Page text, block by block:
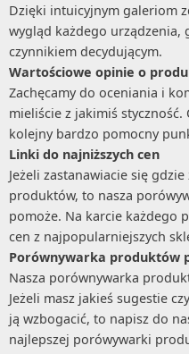
Łuparki do drewna
Maszyny do szycia
Maszynki do makaronu
Myjki do okien
Myjki wodne
Nawilżacze powietrza
Nożyce do żywopłotu i trawy
Oczyszczacze powietrza
Odkurzacze ogrodowe
Odśnieżarki
Osuszacze powietrza
Parownice do ubrań
Dzięki intuicyjnym galeriom
wygląd każdego urządzenia,
czynnikiem decydującym.
Wartościowe opinie o
Zachęcamy do oceniania i
mieliście z jakimiś
kolejny bardzo pomocny
Linki do najniższych cen
Jeżeli zastanawiacie się
produktów, to nasza
pomoże. Na karcie każdego
cen z najpopularniejszych
Porównywarka produktów
Nasza porównywarka
Jeżeli masz jakieś sugestie
ją wzbogacić, to napisz do
najlepszej porówywarki